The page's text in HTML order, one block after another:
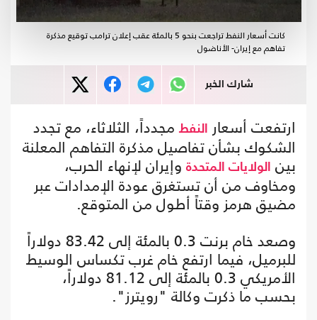
كانت أسعار النفط تراجعت بنحو 5 بالمئة عقب إعلان ترامب توقيع مذكرة
تفاهم مع إيران- الأناضول
شارك الخبر
ارتفعت أسعار النفط مجدداً، الثلاثاء، مع تجدد
الشكوك بشأن تفاصيل مذكرة التفاهم المعلنة
بين الولايات المتحدة وإيران لإنهاء الحرب،
ومخاوف من أن تستغرق عودة الإمدادات عبر
مضيق هرمز وقتاً أطول من المتوقع.
وصعد خام برنت 0.3 بالمئة إلى 83.42 دولاراً
للبرميل، فيما ارتفع خام غرب تكساس الوسيط
الأمريكي 0.3 بالمئة إلى 81.12 دولاراً،
بحسب ما ذكرت وكالة "رويترز".